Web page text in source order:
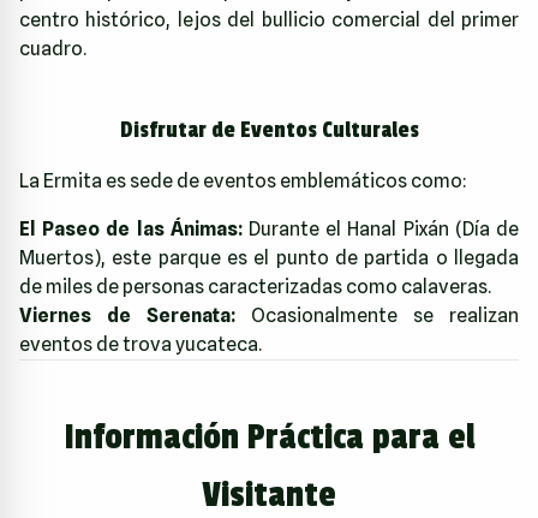
centro histórico, lejos del bullicio comercial del primer
cuadro.
Disfrutar de Eventos Culturales
La Ermita es sede de eventos emblemáticos como:
El Paseo de las Ánimas:Durante el Hanal Pixán (Día de
Muertos), este parque es el punto de partida o llegada
de miles de personas caracterizadas como calaveras.
Viernes de Serenata: Ocasionalmente se realizan
eventos de trova yucateca.
Información Práctica para el
Visitante